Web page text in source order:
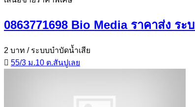
0863771698 Bio Media ราคาส่ง ร
2 บาท / ระบบบำบัดน้ำเสีย
55/3 ม.10 ต.สันปูเลย